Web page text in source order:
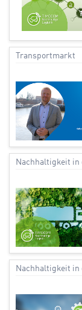
Transportmarkt
Nachhaltigkeit in
Nachhaltigkeit in